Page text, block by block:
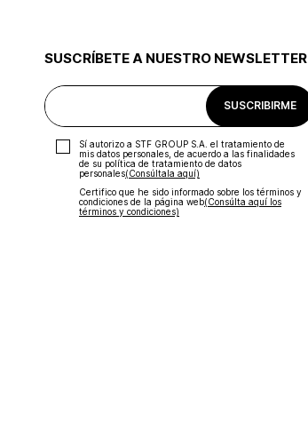
SUSCRÍBETE A NUESTRO NEWSLETTER
SUSCRIBIRME
Sí autorizo a STF GROUP S.A. el tratamiento de
mis datos personales, de acuerdo a las finalidades
de su política de tratamiento de datos
personales‎(Consúltala aquí)
Certifico que he sido informado sobre los términos y
condiciones de la página web‎(Consúlta aquí los
términos y condiciones)